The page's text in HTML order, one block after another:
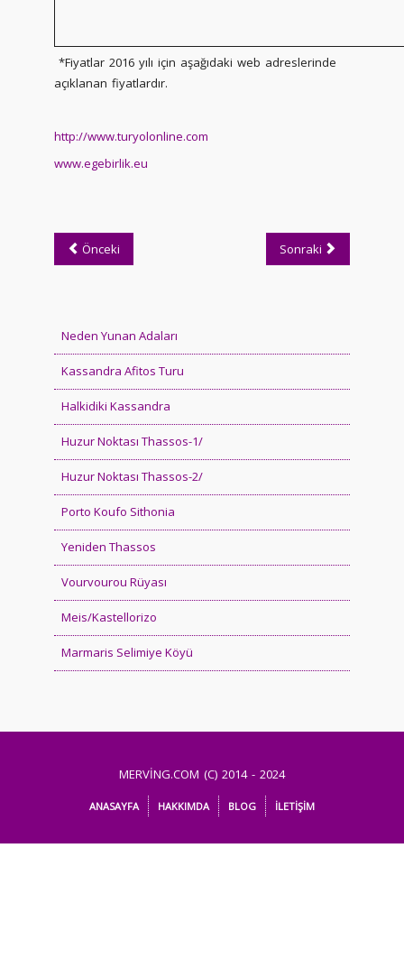
*Fiyatlar 2016 yılı için aşağıdaki web adreslerinde
açıklanan fiyatlardır.
http://www.turyolonline.com
www.egebirlik.eu
Önceki Sonraki
Neden Yunan Adaları
Kassandra Afitos Turu
Halkidiki Kassandra
Huzur Noktası Thassos-1/
Huzur Noktası Thassos-2/
Porto Koufo Sithonia
Yeniden Thassos
Vourvourou Rüyası
Meis/Kastellorizo
Marmaris Selimiye Köyü
MERVİNG.COM (C) 2014 - 2024
ANASAYFA HAKKIMDA BLOG İLETİŞİM